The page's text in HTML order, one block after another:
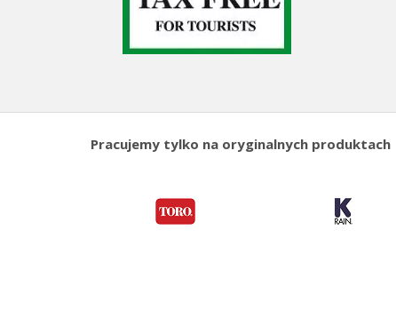
Pracujemy tylko na oryginalnych produktach